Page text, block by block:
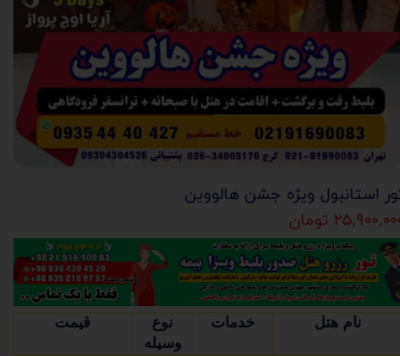
استانبول ویژه جشن هالووین
تومان
نام هتل خدمات
نوع
وسیله
قیمت